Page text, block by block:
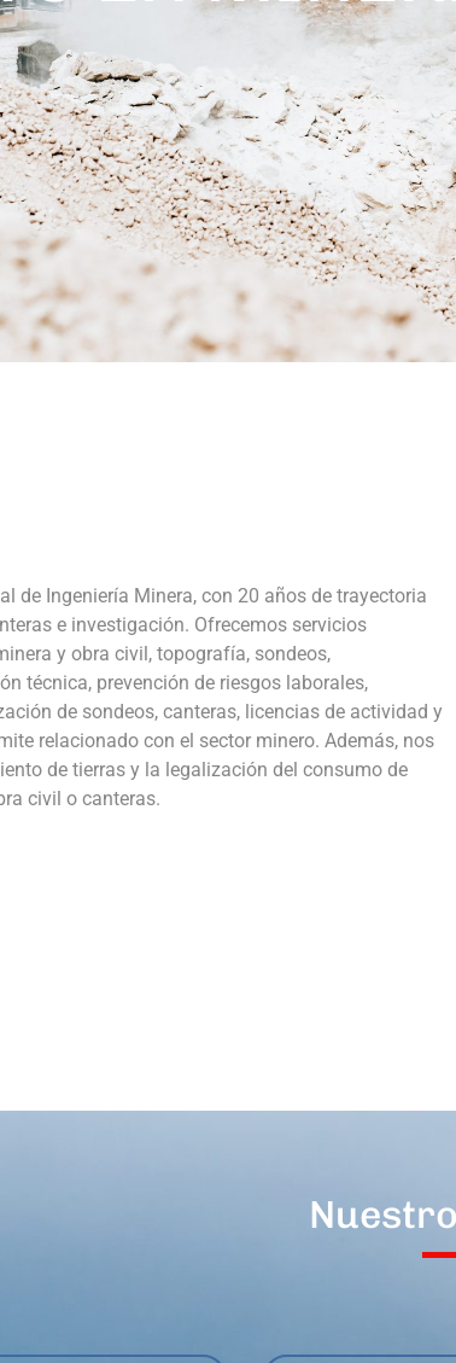
de Ingeniería Minera, con 20 años de trayectoria
e investigación. Ofrecemos servicios
y obra civil, topografía, sondeos,
técnica, prevención de riesgos laborales,
de sondeos, canteras, licencias de actividad y
relacionado con el sector minero. Además, nos
de tierras y la legalización del consumo de
civil o canteras.